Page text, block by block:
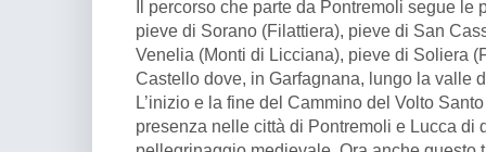
Il percorso che parte da Pontremoli segue
pieve di Sorano (Filattiera), pieve di San
Venelia (Monti di Licciana), pieve di Soliera
Castello dove, in Garfagnana, lungo la valle
L’inizio e la fine del Cammino del Volto
presenza nelle città di Pontremoli e Lucca di